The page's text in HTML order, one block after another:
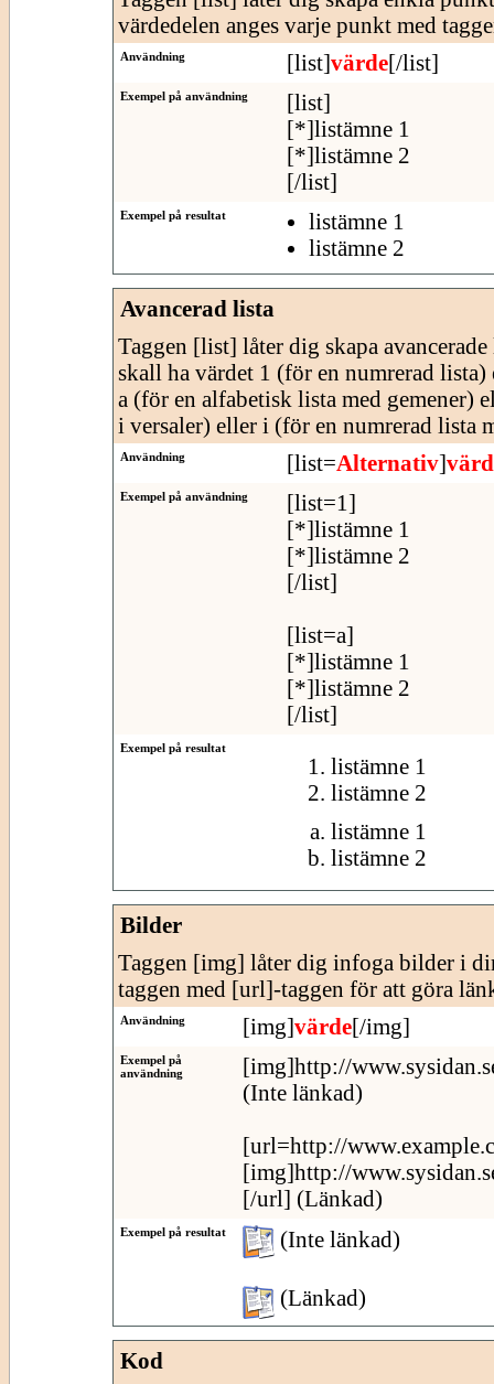
värdedelen anges varje punkt med
Användning [list]värde[/list]
Exempel på användning
[list]
[*]listämne 1
[*]listämne 2
[/list]
Exempel på resultat
listämne 1
listämne 2
Avancerad lista
Taggen [list] låter dig skapa
skall ha värdet 1 (för en numrerad
a (för en alfabetisk lista med gemener)
i versaler) eller i (för en numrerad lista
Användning [list=Alternativ]
Exempel på användning
[list=1]
[*]listämne 1
[*]listämne 2
[/list]
[list=a]
[*]listämne 1
[*]listämne 2
[/list]
Exempel på resultat
listämne 1
listämne 2
listämne 1
listämne 2
Bilder
Taggen [img] låter dig infoga bilder i
taggen med [url]-taggen för att göra
Användning [img]värde[/img]
Exempel på
användning
[img]http://
(Inte länkad)
[url=http://
[img]http://
[/url] (Länkad)
Exempel på resultat (Inte länkad)
(Länkad)
Kod